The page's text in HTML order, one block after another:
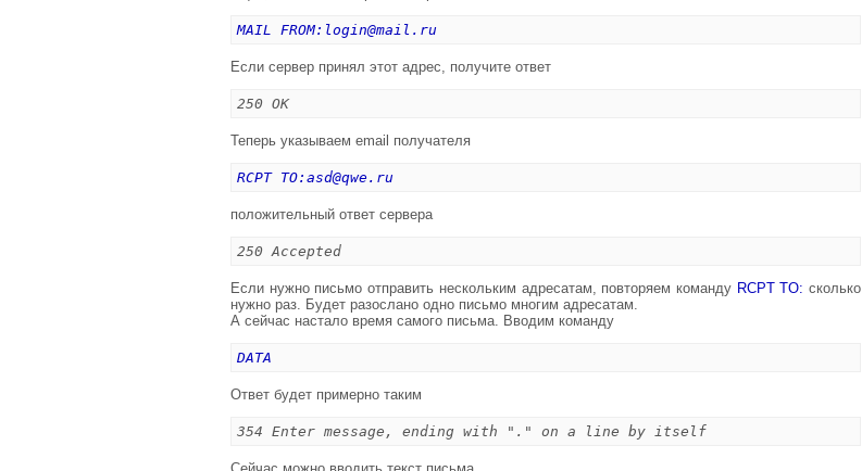
MAIL FROM: login@mail.ru
Если сервер принял этот адрес, получите ответ
250 OK
Теперь указываем email получателя
RCPT TO: asd@qwe.ru
положительный ответ сервера
250 Accepted
Если нужно письмо отправить нескольким адресатам, повторяем команду RCPT TO: сколько
нужно раз. Будет разослано одно письмо многим адресатам.
А сейчас настало время самого письма. Вводим команду
DATA
Ответ будет примерно таким
354 Enter message, ending with "." on a line by itself